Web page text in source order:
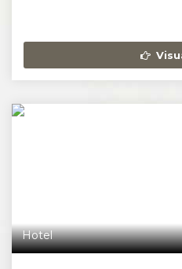
Hotel